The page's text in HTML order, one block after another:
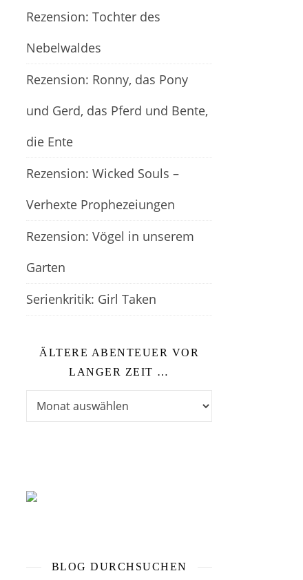
Rezension: Tochter des
Nebelwaldes
Rezension: Ronny, das Pony
und Gerd, das Pferd und Bente,
die Ente
Rezension: Wicked Souls –
Verhexte Prophezeiungen
Rezension: Vögel in unserem
Garten
Serienkritik: Girl Taken
ÄLTERE ABENTEUER VOR
LANGER ZEIT …
BLOG DURCHSUCHEN